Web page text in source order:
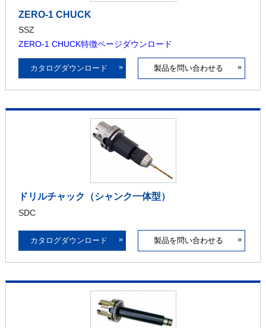
ZERO-1 CHUCK
SSZ
ZERO-1 CHUCK特徴ページダウンロード
カタログダウンロード » 製品を問い合わせる »
ドリルチャック（シャンク一体型）
SDC
カタログダウンロード » 製品を問い合わせる »